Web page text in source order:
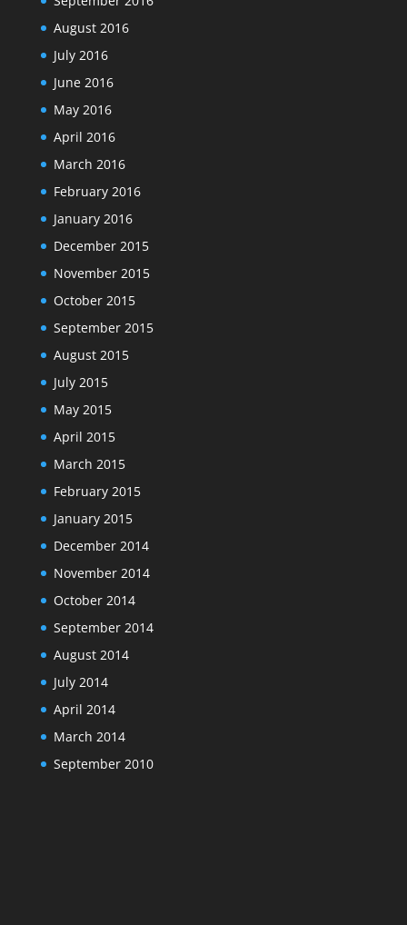
August 2016
July 2016
June 2016
May 2016
April 2016
March 2016
February 2016
January 2016
December 2015
November 2015
October 2015
September 2015
August 2015
July 2015
May 2015
April 2015
March 2015
February 2015
January 2015
December 2014
November 2014
October 2014
September 2014
August 2014
July 2014
April 2014
March 2014
September 2010